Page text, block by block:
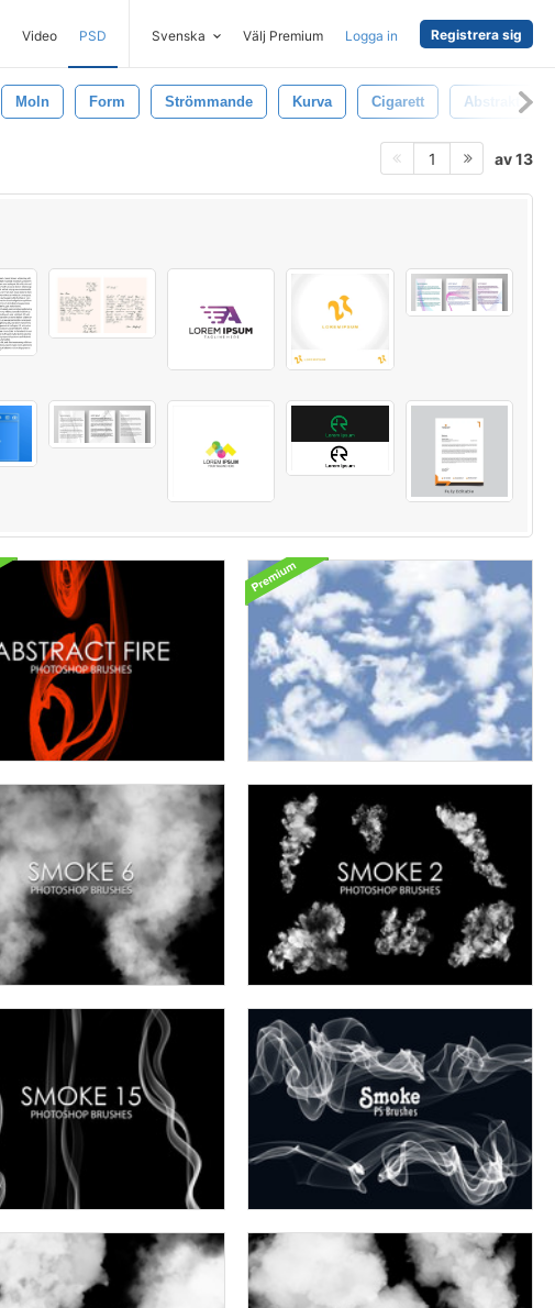
Video PSD Svenska Välj Premium Logga in Registrera sig
Moln Form Strömmande Kurva Cigarett Abstrakt
1 av 13